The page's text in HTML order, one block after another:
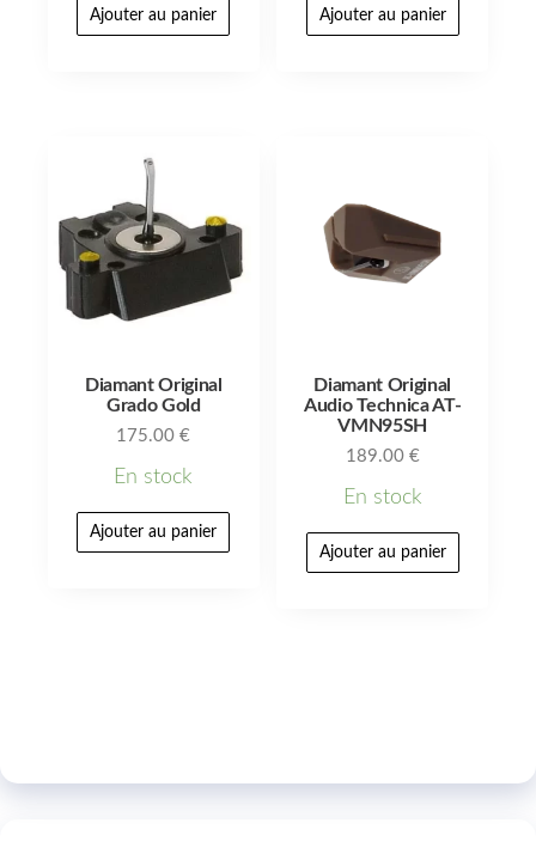
Ajouter au panier Ajouter au panier
Diamant Original
Grado Gold
175.00€
En stock
Ajouter au panier
Diamant Original
Audio Technica AT-
VMN95SH
189.00 €
En stock
Ajouter au panier